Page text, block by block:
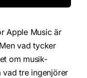
Apple Music är
vad tycker
om musik-
vad tre ingenjörer